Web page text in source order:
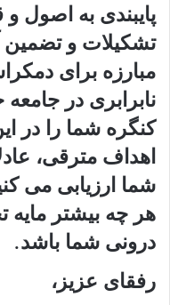
پایبندی به اصول
تشکیلات و تضمین
مبارزه برای
نابرابری در
کنگره شما را در
اهداف مترقی،
شما ارزیابی می
هر چه بیشتر مایه
درونی شما باشد.
رفقای عزیز،